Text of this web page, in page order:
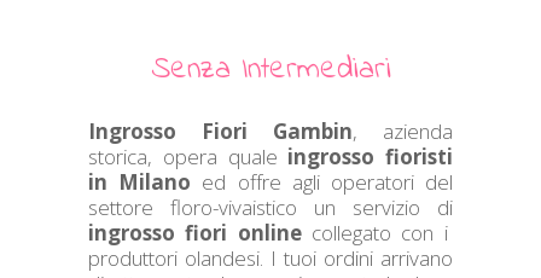
Senza Intermediari
Ingrosso Fiori Gambin, azienda
storica, opera quale ingrosso fioristi
in Milano ed offre agli operatori del
settore floro-vivaistico un servizio di
ingrosso fiori onlinecollegato con i
produttori olandesi. I tuoi ordini arrivano